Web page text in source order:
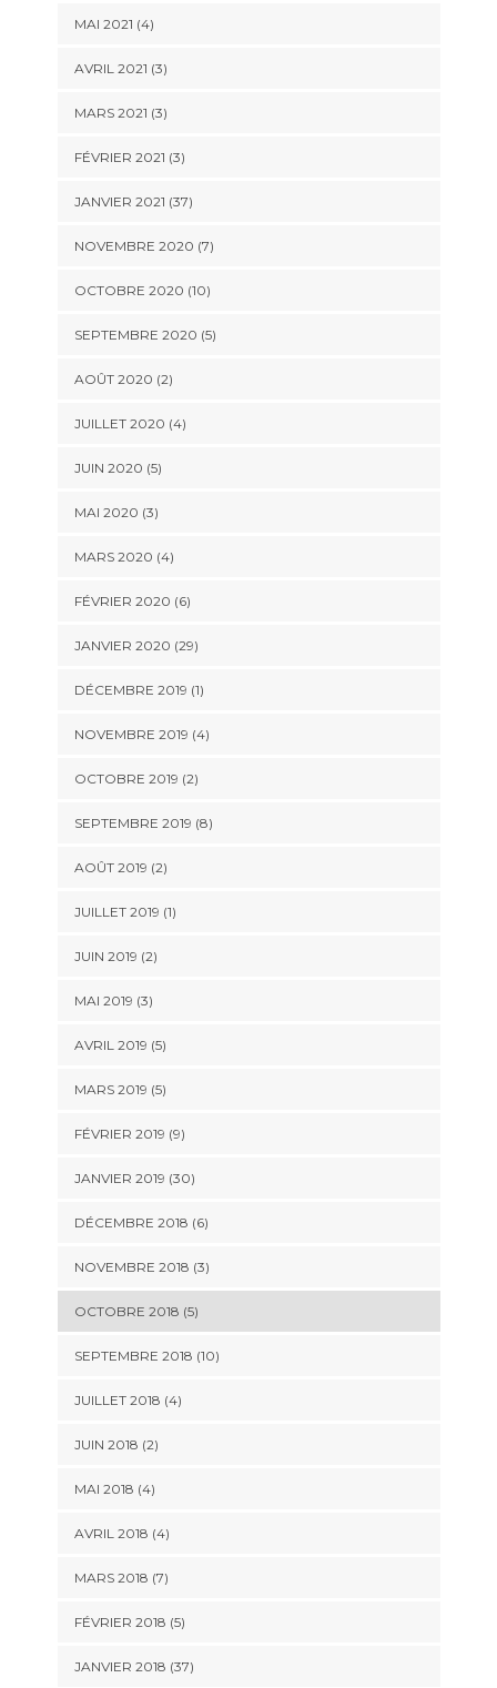
MAI 2021 (4)
AVRIL 2021 (3)
MARS 2021 (3)
FÉVRIER 2021 (3)
JANVIER 2021 (37)
NOVEMBRE 2020 (7)
OCTOBRE 2020 (10)
SEPTEMBRE 2020 (5)
AOÛT 2020 (2)
JUILLET 2020 (4)
JUIN 2020 (5)
MAI 2020 (3)
MARS 2020 (4)
FÉVRIER 2020 (6)
JANVIER 2020 (29)
DÉCEMBRE 2019 (1)
NOVEMBRE 2019 (4)
OCTOBRE 2019 (2)
SEPTEMBRE 2019 (8)
AOÛT 2019 (2)
JUILLET 2019 (1)
JUIN 2019 (2)
MAI 2019 (3)
AVRIL 2019 (5)
MARS 2019 (5)
FÉVRIER 2019 (9)
JANVIER 2019 (30)
DÉCEMBRE 2018 (6)
NOVEMBRE 2018 (3)
OCTOBRE 2018 (5)
SEPTEMBRE 2018 (10)
JUILLET 2018 (4)
JUIN 2018 (2)
MAI 2018 (4)
AVRIL 2018 (4)
MARS 2018 (7)
FÉVRIER 2018 (5)
JANVIER 2018 (37)